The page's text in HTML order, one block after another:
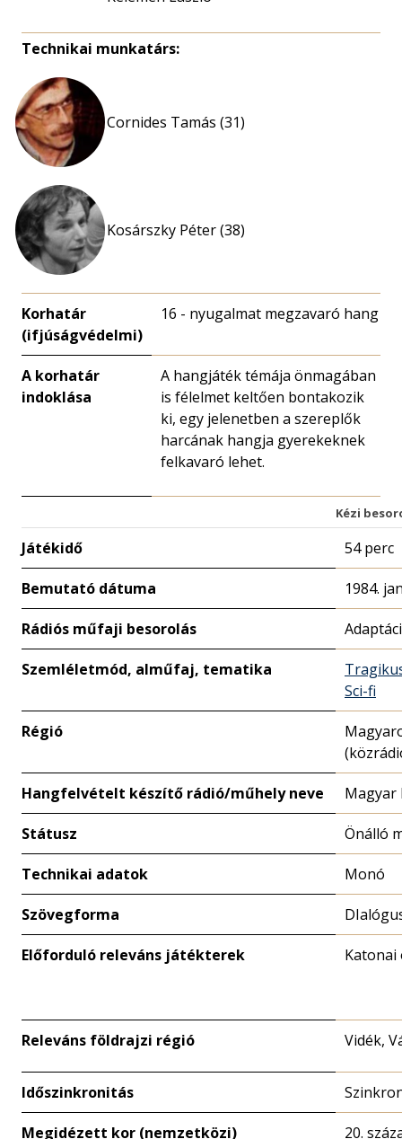
Technikai munkatárs:
Cornides Tamás (31)
Kosárszky Péter (38)
Korhatár
(ifjúságvédelmi)
16 - nyugalmat megzavaró hang
A korhatár
indoklása
A hangjáték témája önmagában
is félelmet keltően bontakozik
ki, egy jelenetben a szereplők
harcának hangja gyerekeknek
felkavaró lehet.
Kézi
Játékidő 54 perc
Bemutató dátuma 1984.
Rádiós műfaji besorolás
Szemléletmód, alműfaj, tematika
Sci-fi
Régió
Hangfelvételt készítő rádió/műhely neve Magyar
Státusz Önálló
Technikai adatok Monó
Szövegforma
Előforduló releváns játékterek
Releváns földrajzi régió Vidék,
Időszinkronitás
Megidézett kor (nemzetközi) 20.